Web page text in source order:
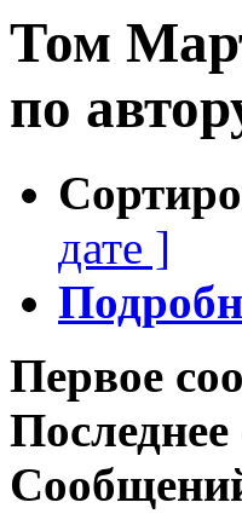
Том
по
дате ]
Первое